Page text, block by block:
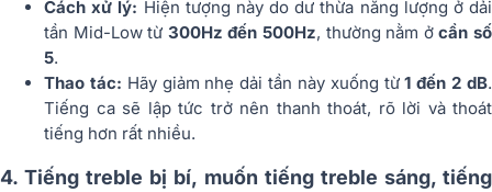
Cách xử lý: Hiện tượng này do dư thừa năng lượng ở dải
tần Mid-Low từ 300Hz đến 500Hz, thường nằm ởcần số
5.
Thao tác: Hãy giảm nhẹ dải tần này xuống từ1 đến 2 dB.
Tiếng ca sẽ lập tức trở nên thanh thoát, rõ lời và thoát
tiếng hơn rất nhiều.
4. Tiếng treble bị bí, muốn tiếng treble sáng, tiếng